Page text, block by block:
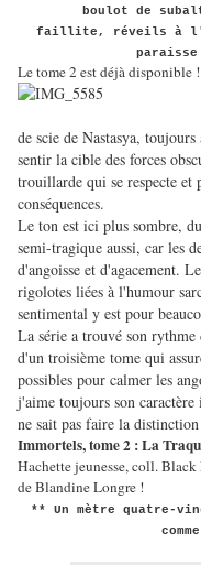
boulot de
faillite, réveils à
Le tome 2 est déjà disponible !
de scie de Nastasya,
sentir la cible des forces
trouillarde qui se respecte et
conséquences.
Le ton est ici plus sombre,
semi-tragique aussi, car les
d'angoisse et d'agacement.
rigolotes liées à l'humour
sentimental y est pour
La série a trouvé son
d'un troisième tome qui
possibles pour calmer les
j'aime toujours son
ne sait pas faire la
Immortels, tome 2 : La
Hachette jeunesse, coll.
de Blandine Longre !
** Un mètre quatre-